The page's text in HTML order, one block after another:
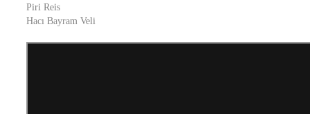
Piri Reis
Hacı Bayram Veli